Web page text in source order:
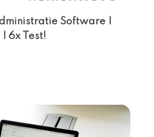
Software |
6x Test!